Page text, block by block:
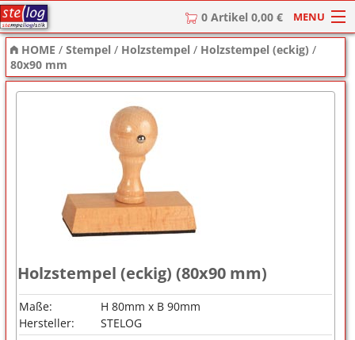
0 Artikel 0,00 € MENU
HOME
Stempel
Stempel-Textplatten
HOME /Stempel / Holzstempel / Holzstempel (eckig) /
80x90 mm
Holzstempel (eckig) (80x90 mm)
Maße:
H 80mm x B 90mm
Hersteller:
STELOG